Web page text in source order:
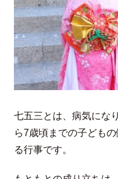
七五三とは、病気にな
ら7歳頃までの子ども
る行事です。